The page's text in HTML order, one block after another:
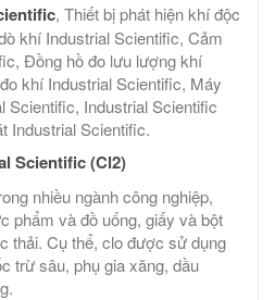
, Thiết bị phát hiện khí độc
khí Industrial Scientific, Cảm
Đồng hồ đo lưu lượng khí
khí Industrial Scientific, Máy
Scientific, Industrial Scientific
Industrial Scientific.
Scientific (Cl2)
nhiều ngành công nghiệp,
phẩm và đồ uống, giấy và bột
thải. Cụ thể, clo được sử dụng
trừ sâu, phụ gia xăng, dầu